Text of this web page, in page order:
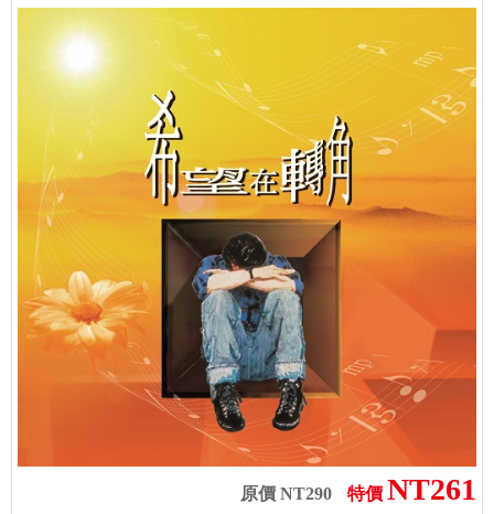
原價 NT290 特價 NT261